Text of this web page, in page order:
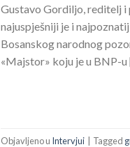
Gustavo Gordiljo, reditelj
najuspješniji je i
Bosanskog narodnog
«Majstor» koju je u BNP-
Objavljeno u Intervjui | Tagged